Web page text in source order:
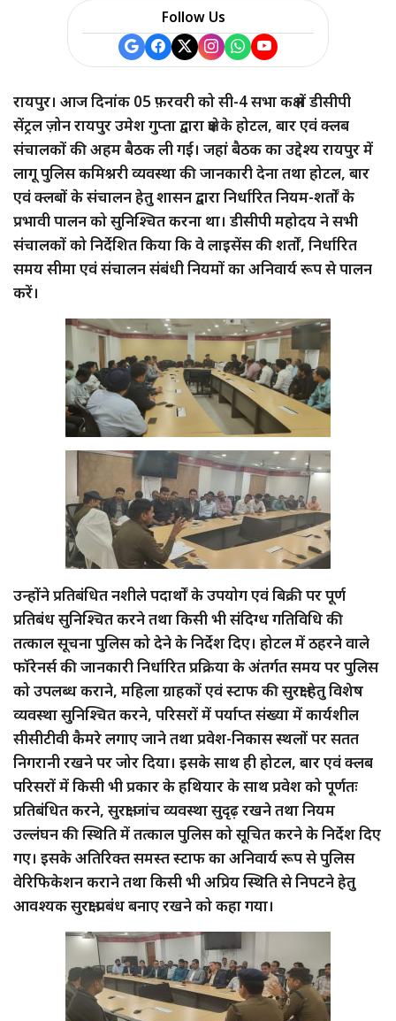
Follow Us
रायपुर। आज दिनांक 05 फ़रवरी को सी-4 सभा कक्ष में डीसीपी
सेंट्रल ज़ोन रायपुर उमेश गुप्ता द्वारा क्षेत्र के होटल, बार एवं क्लब
संचालकों की अहम बैठक ली गई। जहां बैठक का उद्देश्य रायपुर में
लागू पुलिस कमिश्नरी व्यवस्था की जानकारी देना तथा होटल, बार
एवं क्लबों के संचालन हेतु शासन द्वारा निर्धारित नियम-शर्तों के
प्रभावी पालन को सुनिश्चित करना था। डीसीपी महोदय ने सभी
संचालकों को निर्देशित किया कि वे लाइसेंस की शर्तों, निर्धारित
समय सीमा एवं संचालन संबंधी नियमों का अनिवार्य रूप से पालन
करें।
उन्होंने प्रतिबंधित नशीले पदार्थों के उपयोग एवं बिक्री पर पूर्ण
प्रतिबंध सुनिश्चित करने तथा किसी भी संदिग्ध गतिविधि की
तत्काल सूचना पुलिस को देने के निर्देश दिए। होटल में ठहरने वाले
फॉरेनर्स की जानकारी निर्धारित प्रक्रिया के अंतर्गत समय पर पुलिस
को उपलब्ध कराने, महिला ग्राहकों एवं स्टाफ की सुरक्षा हेतु विशेष
व्यवस्था सुनिश्चित करने, परिसरों में पर्याप्त संख्या में कार्यशील
सीसीटीवी कैमरे लगाए जाने तथा प्रवेश-निकास स्थलों पर सतत
निगरानी रखने पर जोर दिया। इसके साथ ही होटल, बार एवं क्लब
परिसरों में किसी भी प्रकार के हथियार के साथ प्रवेश को पूर्णतः
प्रतिबंधित करने, सुरक्षा जांच व्यवस्था सुदृढ़ रखने तथा नियम
उल्लंघन की स्थिति में तत्काल पुलिस को सूचित करने के निर्देश दिए
गए। इसके अतिरिक्त समस्त स्टाफ का अनिवार्य रूप से पुलिस
वेरिफिकेशन कराने तथा किसी भी अप्रिय स्थिति से निपटने हेतु
आवश्यक सुरक्षा प्रबंध बनाए रखने को कहा गया।